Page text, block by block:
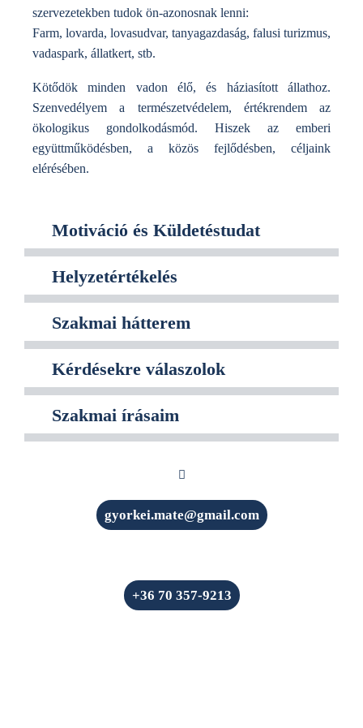
szervezetekben tudok ön-azonosnak lenni:
Farm, lovarda, lovasudvar, tanyagazdaság, falusi turizmus,
vadaspark, állatkert, stb.
Kötődök minden vadon élő, és háziasított állathoz.
Szenvedélyem a természetvédelem, értékrendem az
ökologikus gondolkodásmód. Hiszek az emberi
együttműködésben, a közös fejlődésben, céljaink
elérésében.
Motiváció és Küldetéstudat
Helyzetértékelés
Szakmai hátterem
Kérdésekre válaszolok
Szakmai írásaim
gyorkei.mate@gmail.com
+36 70 357-9213